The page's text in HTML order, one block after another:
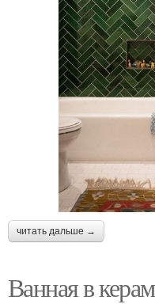
читать дальше →
Ванная в